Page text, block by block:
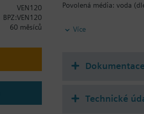
Povolená média: voda
Additional info
Ventily lze kombinovat s
Více
VEN120
BPZ:VEN120
60 měsíců
Dokumentace
Technické